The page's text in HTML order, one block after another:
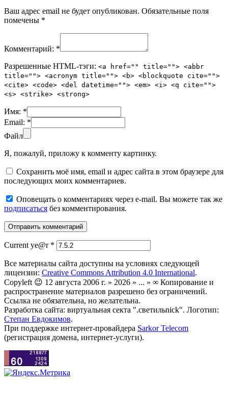
Ваш адрес email не будет опубликован. Обязательные поля
помечены *
Комментарий: *
Разрешенные HTML-тэги: <a href="" title=""> <abbr
title=""> <acronym title=""> <b> <blockquote cite="">
<cite> <code> <del datetime=""> <em> <i> <q cite="">
<s> <strike> <strong>
Имя: *
Email: *
Файл
Я, пожалуй, приложу к комменту картинку.
Сохранить моё имя, email и адрес сайта в этом браузере для
последующих моих комментариев.
Оповещать о комментариях через e-mail. Вы можете так же
подписаться без комментирования.
Current ye@r *
Все материалы сайта доступны на условиях следующей
лицензии: Creative Commons Attribution 4.0 International.
Copyleft 😉 12 августа 2006 г. » 2026 » ... » ∞ Копирование и
распространение материалов разрешено без ограничений.
Ссылка не обязательна, но желательна.
Разработка сайта: виртуальная секта ".светильnick". Логотип:
Степан Евдокимов.
При поддержке интернет-провайдера Sarkor Telecom
(регистрация домена, интернет-услуги).